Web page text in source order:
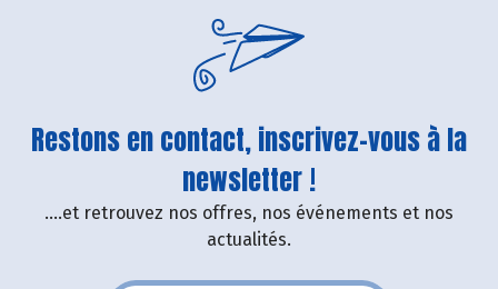
Restons en contact, inscrivez-vous à la
newsletter !
....et retrouvez nos offres, nos événements et nos
actualités.